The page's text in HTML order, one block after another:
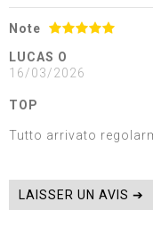
Note
LUCAS O
16/03/2026
TOP
Tutto arrivato
LAISSER UN AVIS ➔